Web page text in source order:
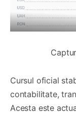
Cursul oficial
contabilitate,
Acesta este